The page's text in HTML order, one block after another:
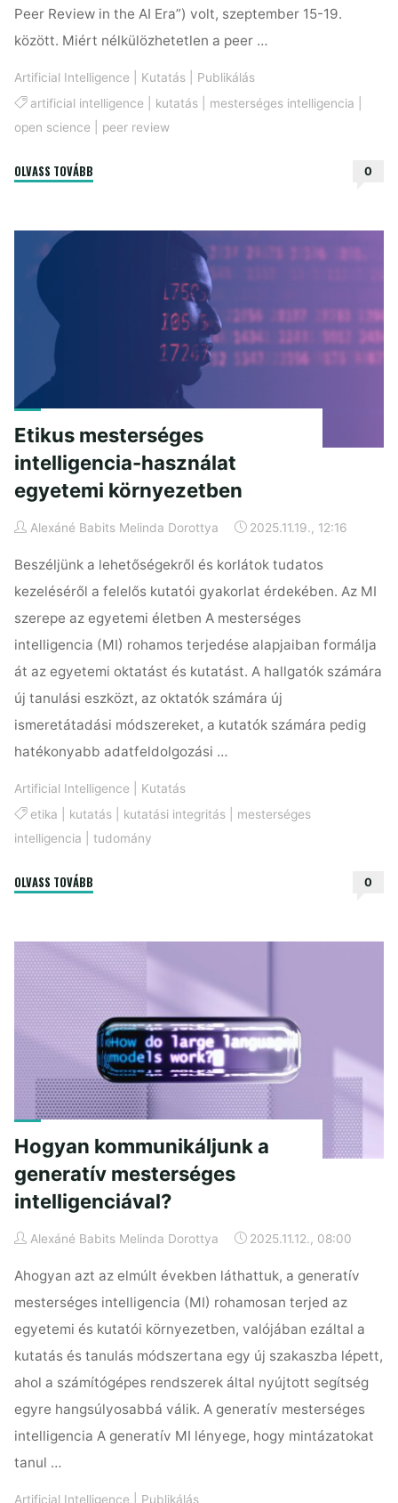
Peer Review in the AI Era”) volt, szeptember 15-19.
között. Miért nélkülözhetetlen a peer …
Artificial Intelligence Kutatás
Publikálás
artificial intelligence
kutatás| mesterséges intelligencia
open science
peer review
OLVASS TOVÁBB 0
Etikus mesterséges
intelligencia-használat
egyetemi környezetben
Alexáné Babits Melinda Dorottya 2025.11.19., 12:16
Beszéljünk a lehetőségekről és korlátok tudatos
kezeléséről a felelős kutatói gyakorlat érdekében. Az MI
szerepe az egyetemi életben A mesterséges
intelligencia (MI) rohamos terjedése alapjaiban formálja
át az egyetemi oktatást és kutatást. A hallgatók számára
új tanulási eszközt, az oktatók számára új
ismeretátadási módszereket, a kutatók számára pedig
hatékonyabb adatfeldolgozási …
Artificial Intelligence
Kutatás
etika
kutatás| kutatási integritás| mesterséges
intelligencia |tudomány
OLVASS TOVÁBB
használat
egyetemi
környezetben "
0
Hogyan kommunikáljunk a
generatív mesterséges
intelligenciával?
Alexáné Babits Melinda Dorottya 2025.11.12., 08:00
Ahogyan azt az elmúlt években láthattuk, a generatív
mesterséges intelligencia (MI) rohamosan terjed az
egyetemi és kutatói környezetben, valójában ezáltal a
kutatás és tanulás módszertana egy új szakaszba lépett,
ahol a számítógépes rendszerek által nyújtott segítség
egyre hangsúlyosabbá válik. A generatív mesterséges
intelligencia A generatív MI lényege, hogy mintázatokat
tanul …
Artificial Intelligence Publikálás